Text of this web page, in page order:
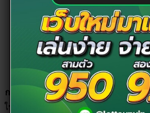
ความสัมพันธ์กับอินเดีย เหมือนวันส
ในภาคกลาง
ประเพณีจัดหมรับ (อ่านว่า หมับ แป
แยกออกเป็นอีก 2 อย่างคือ การยกห
การยกหมรับคือ การจัดเสบียงอาหารเป็นส
ในช่วงเวลาเช้าก่อนเพล จะจัดเป็นขบวนแ